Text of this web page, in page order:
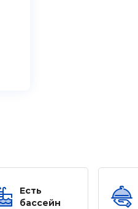
Есть
бассейн